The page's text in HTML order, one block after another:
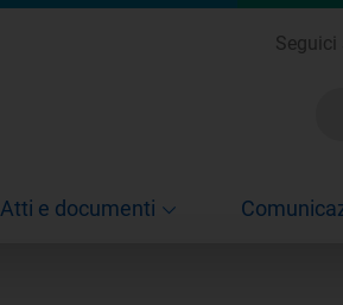
Seguici
Atti e documenti